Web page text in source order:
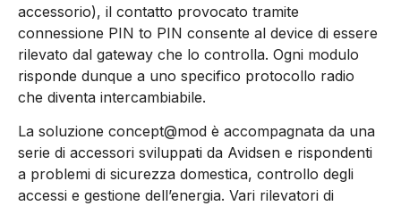
accessorio), il contatto provocato tramite
connessione PIN to PIN consente al device di essere
rilevato dal gateway che lo controlla. Ogni modulo
risponde dunque a uno specifico protocollo radio
che diventa intercambiabile.
La soluzione concept@mod è accompagnata da una
serie di accessori sviluppati da Avidsen e rispondenti
a problemi di sicurezza domestica, controllo degli
accessi e gestione dell’energia. Vari rilevatori di